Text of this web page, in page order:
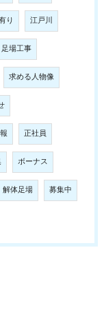
り 江戸川
足場工事
求める人物像
正社員
ボーナス
解体足場 募集中